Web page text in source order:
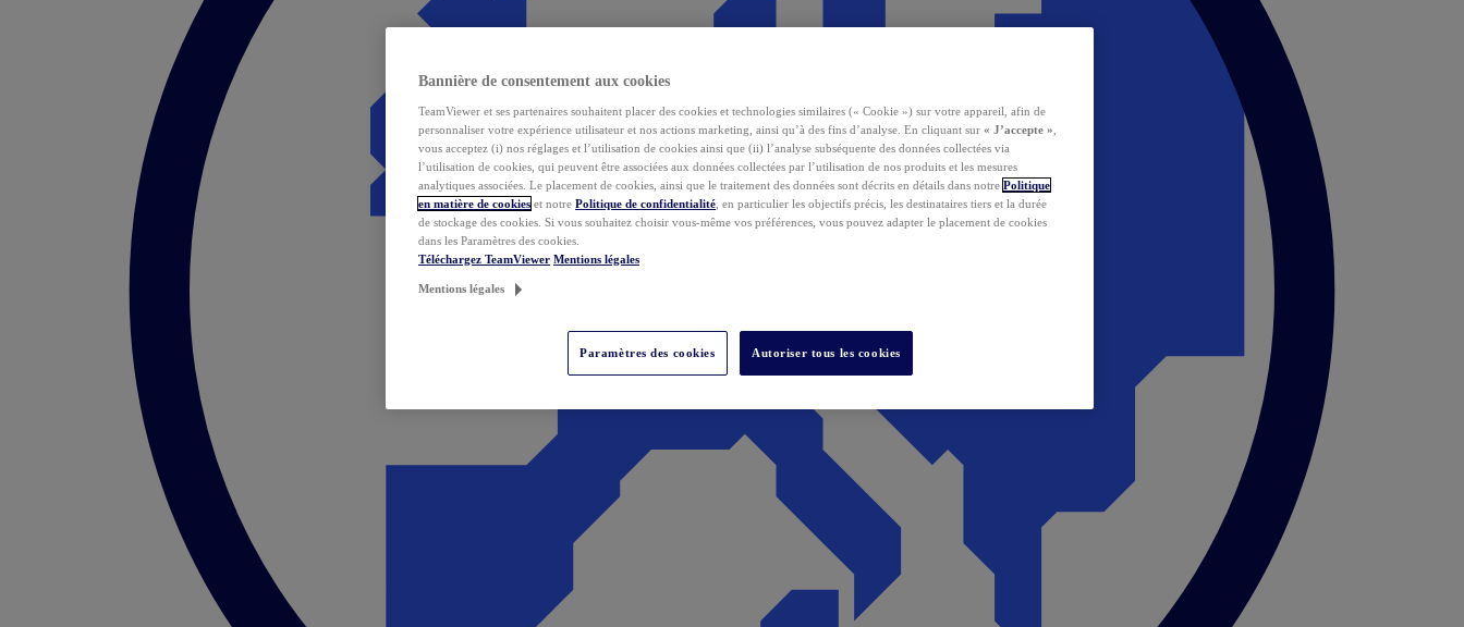
Bannière de consentement aux cookies
TeamViewer et ses partenaires souhaitent placer des cookies et technologies similaires (« Cookie ») sur votre appareil, afin de
personnaliser votre expérience utilisateur et nos actions marketing, ainsi qu’à des fins d’analyse. En cliquant sur « J’accepte »
vous acceptez (i) nos réglages et l’utilisation de cookies ainsi que (ii) l’analyse subséquente des données collectées via
l’utilisation de cookies, qui peuvent être associées aux données collectées par l’utilisation de nos produits et les mesures
analytiques associées. Le placement de cookies, ainsi que le traitement des données sont décrits en détails dans notre Politique
en matière de cookies et notre Politique de confidentialité , en particulier les objectifs précis, les destinataires tiers et la durée
de stockage des cookies. Si vous souhaitez choisir vous-même vos préférences, vous pouvez adapter le placement de cookies
dans les Paramètres des cookies.
Téléchargez TeamViewer Mentions légales
Mentions légales
Paramètres des cookies Autoriser tous les cookies